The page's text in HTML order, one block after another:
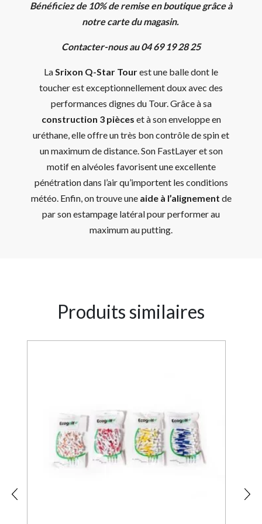
Bénéficiez de 10% de remise en boutique grâce à
notre carte du magasin.
Contacter-nous au 04 69 19 28 25
La Srixon Q-Star Tourest une balle dont le
toucher est exceptionnellement doux avec des
performances dignes du Tour. Grâce à sa
construction 3 pièces et à son enveloppe en
uréthane, elle offre un très bon contrôle de spin et
un maximum de distance. Son FastLayer et son
motif en alvéoles favorisent une excellente
pénétration dans l’air qu’importent les conditions
météo. Enfin, on trouve une aide à l’alignement de
par son estampage latéral pour performer au
maximum au putting.
Produits similaires